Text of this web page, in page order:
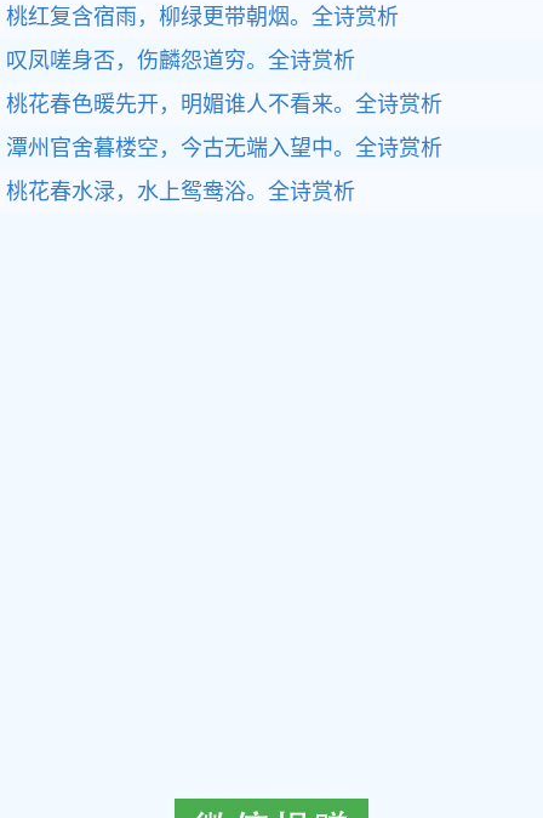
桃红复含宿雨，柳绿更带朝烟。 全诗赏析
叹凤嗟身否，伤麟怨道穷。 全诗赏析
桃花春色暖先开，明媚谁人不看来。 全诗赏析
潭州官舍暮楼空，今古无端入望中。 全诗赏析
桃花春水渌，水上鸳鸯浴。 全诗赏析